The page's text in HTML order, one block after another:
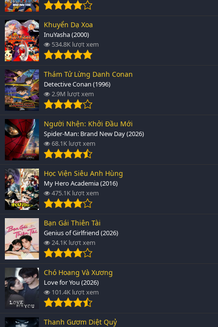
Khuyển Dạ Xoa
InuYasha (2000)
534.8K lượt xem
Thám Tử Lừng Danh Conan
Detective Conan (1996)
2.9M lượt xem
Người Nhện: Khởi Đầu Mới
Spider-Man: Brand New Day (2026)
68.1K lượt xem
Học Viện Siêu Anh Hùng
My Hero Academia (2016)
475.1K lượt xem
Bạn Gái Thiên Tài
Genius of Girlfriend (2026)
24.1K lượt xem
Chó Hoang Và Xương
Love for You (2026)
101.4K lượt xem
Thanh Gươm Diệt Quỷ